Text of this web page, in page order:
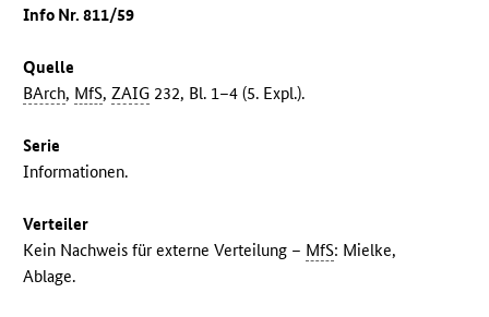
Info Nr. 811/59
Quelle
BArch, MfS,ZAIG 232, Bl. 1–4 (5. Expl.).
Serie
Informationen.
Verteiler
Kein Nachweis für externe Verteilung – MfS: Mielke,
Ablage.